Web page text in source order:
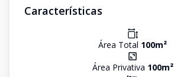
Características
Área Total 100m²
Área Privativa 100m²